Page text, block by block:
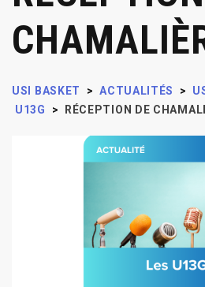
USI BASKET > ACTUALITÉS >
U13G
> RÉCEPTION DE